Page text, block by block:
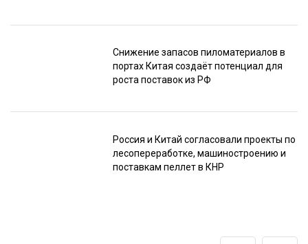
Снижение запасов пиломатериалов в
портах Китая создаёт потенциал для
роста поставок из РФ
Россия и Китай согласовали проекты по
лесопереработке, машиностроению и
поставкам пеллет в КНР